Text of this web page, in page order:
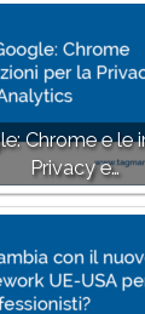
Chrome e le
Privacy e…